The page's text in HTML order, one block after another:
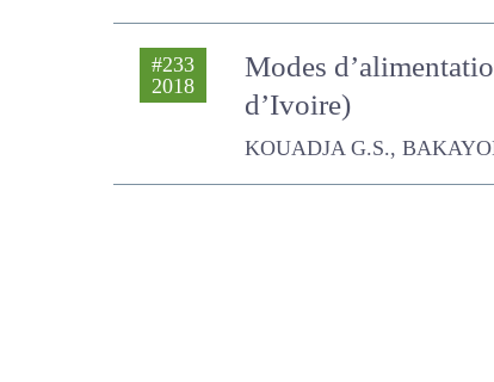
#233
2018
Modes
d’Ivoire)
KOUADJA G.S., BAKAYOKO